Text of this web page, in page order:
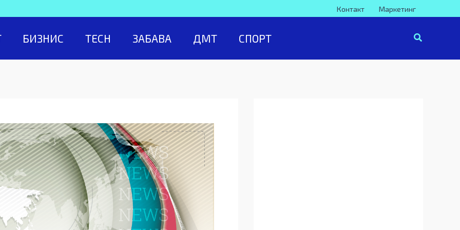
Контакт Маркетинг
БИЗНИС TECH ЗАБАВА ДМТ СПОРТ